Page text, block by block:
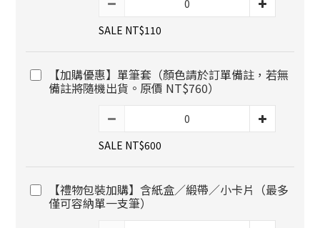
SALE NT$110
【加購優惠】單筆套（顏色請於訂單備註，若無
備註將隨機出貨。原價 NT$760）
SALE NT$600
【禮物包裝加購】含紙盒／緞帶／小卡片（最多
僅可容納單一支筆）